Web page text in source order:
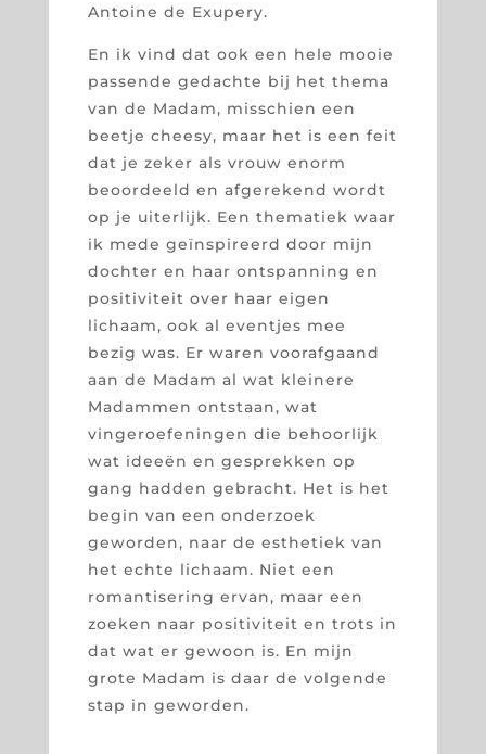
Antoine de Exupery.
En ik vind dat ook een hele mooie
passende gedachte bij het thema
van de Madam, misschien een
beetje cheesy, maar het is een feit
dat je zeker als vrouw enorm
beoordeeld en afgerekend wordt
op je uiterlijk. Een thematiek waar
ik mede geïnspireerd door mijn
dochter en haar ontspanning en
positiviteit over haar eigen
lichaam, ook al eventjes mee
bezig was. Er waren voorafgaand
aan de Madam al wat kleinere
Madammen ontstaan, wat
vingeroefeningen die behoorlijk
wat ideeën en gesprekken op
gang hadden gebracht. Het is het
begin van een onderzoek
geworden, naar de esthetiek van
het echte lichaam. Niet een
romantisering ervan, maar een
zoeken naar positiviteit en trots in
dat wat er gewoon is. En mijn
grote Madam is daar de volgende
stap in geworden.